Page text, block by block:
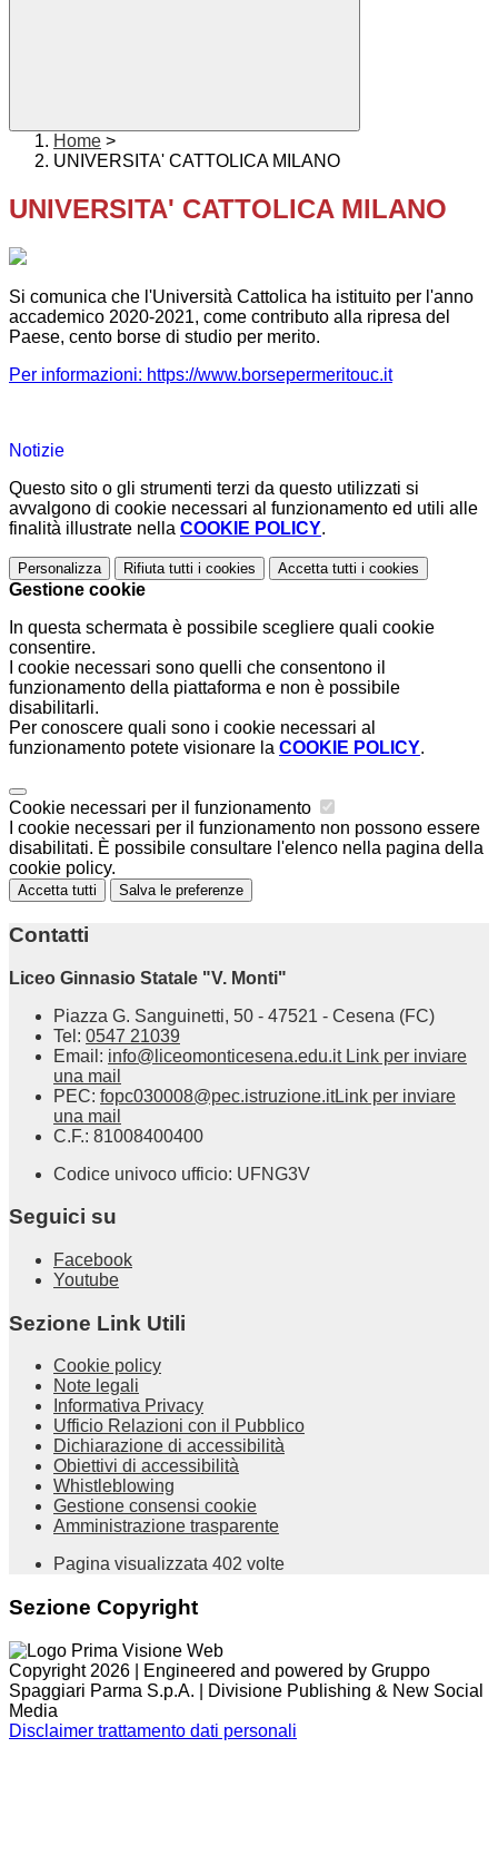
Home >
UNIVERSITA' CATTOLICA MILANO
UNIVERSITA' CATTOLICA MILANO
Si comunica che l'Università Cattolica ha istituito per l'anno
accademico 2020-2021, come contributo alla ripresa del
Paese, cento borse di studio per merito.
Per informazioni: https://www.borsepermeritouc.it
Notizie
Questo sito o gli strumenti terzi da questo utilizzati si
avvalgono di cookie necessari al funzionamento ed utili alle
finalità illustrate nella COOKIE POLICY.
Personalizza Rifiuta tutti i cookies Accetta tutti i cookies
Gestione cookie
In questa schermata è possibile scegliere quali cookie
consentire.
I cookie necessari sono quelli che consentono il
funzionamento della piattaforma e non è possibile
disabilitarli.
Per conoscere quali sono i cookie necessari al
funzionamento potete visionare la COOKIE POLICY.
Cookie necessari per il funzionamento
I cookie necessari per il funzionamento non possono essere
disabilitati. È possibile consultare l'elenco nella pagina della
cookie policy.
Accetta tutti Salva le preferenze
Contatti
Liceo Ginnasio Statale "V. Monti"
Piazza G. Sanguinetti, 50 - 47521 - Cesena (FC)
Tel: 0547 21039
Email: info@liceomonticesena.edu.it Link per inviare
una mail
PEC: fopc030008@pec.istruzione.itLink per inviare
una mail
C.F.: 81008400400
Codice univoco ufficio: UFNG3V
Seguici su
Facebook
Youtube
Sezione Link Utili
Cookie policy
Note legali
Informativa Privacy
Ufficio Relazioni con il Pubblico
Dichiarazione di accessibilità
Obiettivi di accessibilità
Whistleblowing
Gestione consensi cookie
Amministrazione trasparente
Pagina visualizzata 402 volte
Sezione Copyright
Copyright 2026 | Engineered and powered by Gruppo
Spaggiari Parma S.p.A. | Divisione Publishing & New Social
Media
Disclaimer trattamento dati personali